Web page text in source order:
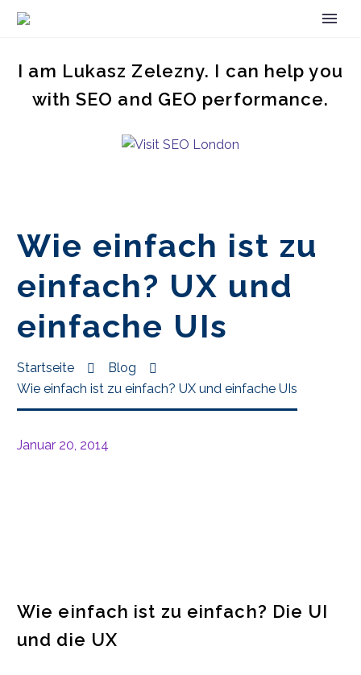
I am Lukasz Zelezny. I can help you
with SEO and GEO performance.
Wie einfach ist zu
einfach? UX und
einfache UIs
Startseite
Blog
Wie einfach ist zu einfach? UX und einfache UIs
Januar 20, 2014
Wie einfach ist zu einfach? Die UI
und die UX